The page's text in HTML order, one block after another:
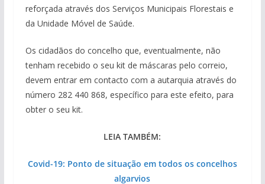
reforçada através dos Serviços Municipais Florestais e
da Unidade Móvel de Saúde.
Os cidadãos do concelho que, eventualmente, não
tenham recebido o seu kit de máscaras pelo correio,
devem entrar em contacto com a autarquia através do
número 282 440 868, específico para este efeito, para
obter o seu kit.
LEIA TAMBÉM:
Covid-19: Ponto de situação em todos os concelhos
algarvios